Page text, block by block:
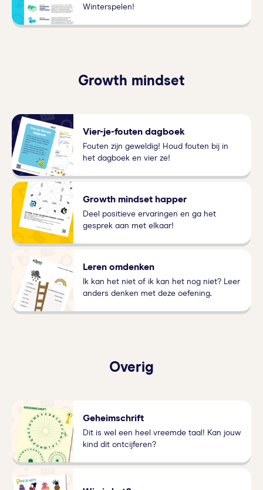
Winterspelen!
Growth mindset
Vier-je-fouten dagboek
Fouten zijn geweldig! Houd fouten bij in
het dagboek en vier ze!
Growth mindset happer
Deel positieve ervaringen en ga het
gesprek aan met elkaar!
Leren omdenken
Ik kan het niet of ik kan het nog niet? Leer
anders denken met deze oefening.
Overig
Geheimschrift
Dit is wel een heel vreemde taal! Kan jouw
kind dit ontcijferen?